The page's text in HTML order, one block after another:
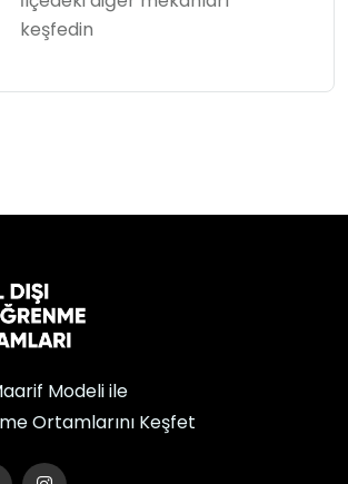
keşfedin
Modeli ile
Ortamlarını Keşfet